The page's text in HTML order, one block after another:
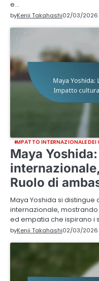
e…
byKenji Takahashi02/03/2026
IMPATTO INTERNAZIONALE
Maya
Ruolo di
Maya Yoshida si
internazionale,
ed empatia che ispirano i
byKenji Takahashi02/03/2026